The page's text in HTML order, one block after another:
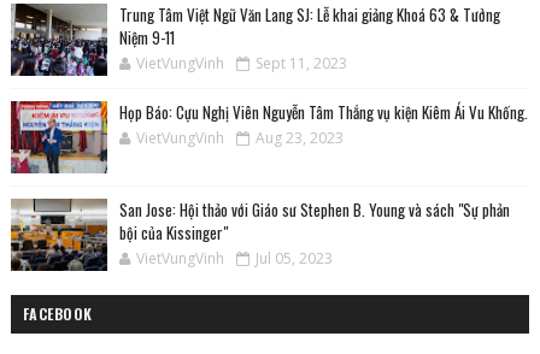
Trung Tâm Việt Ngữ Văn Lang SJ: Lễ khai giảng Khoá 63 & Tưởng
Niệm 9-11
VietVungVinh Sept 11, 2023
Họp Báo: Cựu Nghị Viên Nguyễn Tâm Thắng vụ kiện Kiêm Ái Vu Khống.
VietVungVinh Aug 23, 2023
San Jose: Hội thảo với Giáo sư Stephen B. Young và sách "Sự phản
bội của Kissinger"
VietVungVinh Jul 05, 2023
FACEBOOK